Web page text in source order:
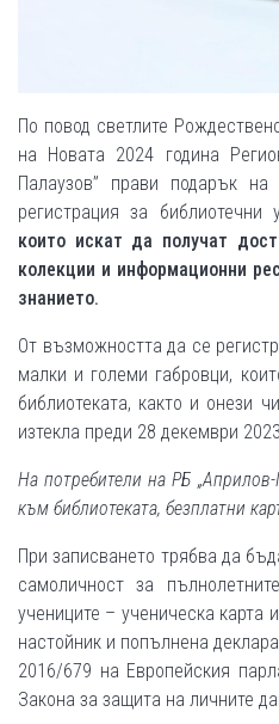
По повод светлите
на Новата 2024 година
Палаузов” прави подарък
регистрация за библиотечни
които искат да получат
колекции и информационни
знанието.
От възможността да се
малки и големи габровци,
библиотеката, както и онези
изтекла преди 28 декември
На потребители на РБ
към библиотеката, безплатни
При записването трябва да
самоличност за
учениците – ученическа карта
настойник и попълнена
2016/679 на Европейския
Закона за защита на личните